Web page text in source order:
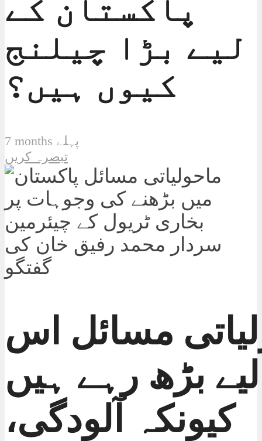
پاکستان کے
لیے بڑا چیلنج
کیوں ہیں؟
7 months پہلے
تبصرہ کریں
مسائل اس
لیے بڑھ رہے ہیں
کیونکہ آلودگی،